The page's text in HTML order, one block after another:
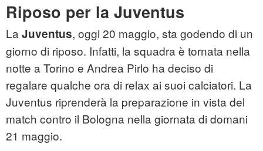
Riposo per la Juventus
La Juventus, oggi 20 maggio, sta godendo di un
giorno di riposo. Infatti, la squadra è tornata nella
notte a Torino e Andrea Pirlo ha deciso di
regalare qualche ora di relax ai suoi calciatori. La
Juventus riprenderà la preparazione in vista del
match contro il Bologna nella giornata di domani
21 maggio.